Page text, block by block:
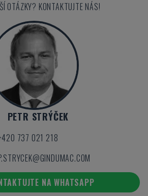
OTÁZKY? KONTAKTUJTE NÁS!
PETR STRÝČEK
737 021 218
NA WHATSAPP